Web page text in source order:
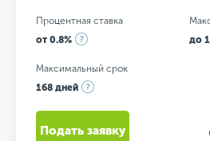
Процентная ставка
от 0.8%
до
Максимальный срок
168 дней
Подать заявку